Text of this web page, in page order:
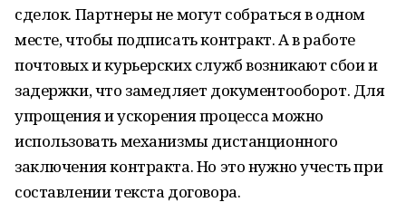
сделок. Партнеры не могут собраться в одном
месте, чтобы подписать контракт. А в работе
почтовых и курьерских служб возникают сбои и
задержки, что замедляет документооборот. Для
упрощения и ускорения процесса можно
использовать механизмы дистанционного
заключения контракта. Но это нужно учесть при
составлении текста договора.